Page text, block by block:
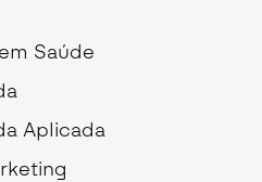
Saúde
Aplicada